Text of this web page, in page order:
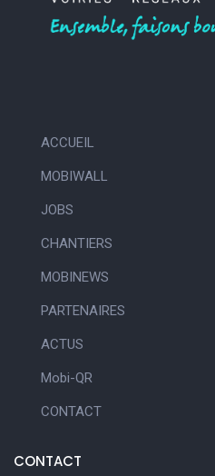
ACCUEIL
MOBIWALL
JOBS
CHANTIERS
MOBINEWS
PARTENAIRES
ACTUS
Mobi-QR
CONTACT
CONTACT